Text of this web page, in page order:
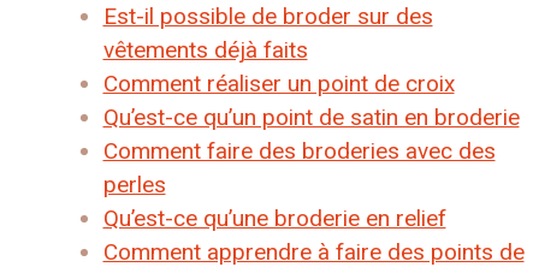
Est-il possible de broder sur des
vêtements déjà faits
Comment réaliser un point de croix
Qu’est-ce qu’un point de satin en broderie
Comment faire des broderies avec des
perles
Qu’est-ce qu’une broderie en relief
Comment apprendre à faire des points de